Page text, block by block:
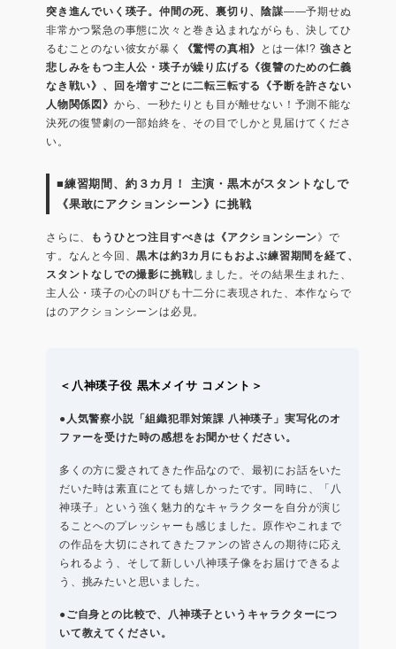
突き進んでいく瑛子。仲間の死、裏切り、陰謀――予期せぬ
非常かつ緊急の事態に次々と巻き込まれながらも、決してひ
るむことのない彼女が暴く
《驚愕の真相》 とは一体!? 強さと
悲しみをもつ主人公・瑛子が繰り広げる《復讐のための仁義
なき戦い》、回を増すごとに二転三転する《予断を許さない
人物関係図》 から、一秒たりとも目が離せない！予測不能な
決死の復讐劇の一部始終を、その目でしかと見届けてくださ
い。
■練習期間、約３カ月！ 主演・黒木がスタントなしで
《果敢にアクションシーン》に挑戦
さらに、 もうひとつ注目すべきは《アクションシーン》で
す。なんと今回、黒木は約3カ月にもおよぶ練習期間を経て、
スタントなしでの撮影に挑戦しました。その結果生まれた、
主人公・瑛子の心の叫びも十二分に表現された、本作ならで
はのアクションシーンは必見。
＜八神瑛子役 黒木メイサ コメント＞
●人気警察小説「組織犯罪対策課 八神瑛子」実写化のオ
ファーを受けた時の感想をお聞かせください。
多くの方に愛されてきた作品なので、最初にお話をいた
だいた時は素直にとても嬉しかったです。同時に、「八
神瑛子」という強く魅力的なキャラクターを自分が演じ
ることへのプレッシャーも感じました。原作やこれまで
の作品を大切にされてきたファンの皆さんの期待に応え
られるよう、そして新しい八神瑛子像をお届けできるよ
う、挑みたいと思いました。
●ご自身との比較で、八神瑛子というキャラクターにつ
いて教えてください。